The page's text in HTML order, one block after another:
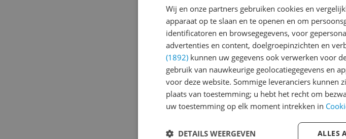
Wij en onze partners gebruiken cookies en
apparaat op te slaan en te openen en om
identificatoren en browsegegevens, voor
advertenties en content, doelgroepinzichten en
(1892) kunnen uw gegevens ook verwerken voor
gebruik van nauwkeurige geolocatiegegevens en
voor deze website. Sommige leveranciers kunnen
plaats van toestemming; u hebt het recht om
uw toestemming op elk moment intrekken in
ALLES
DETAILS WEERGEVEN